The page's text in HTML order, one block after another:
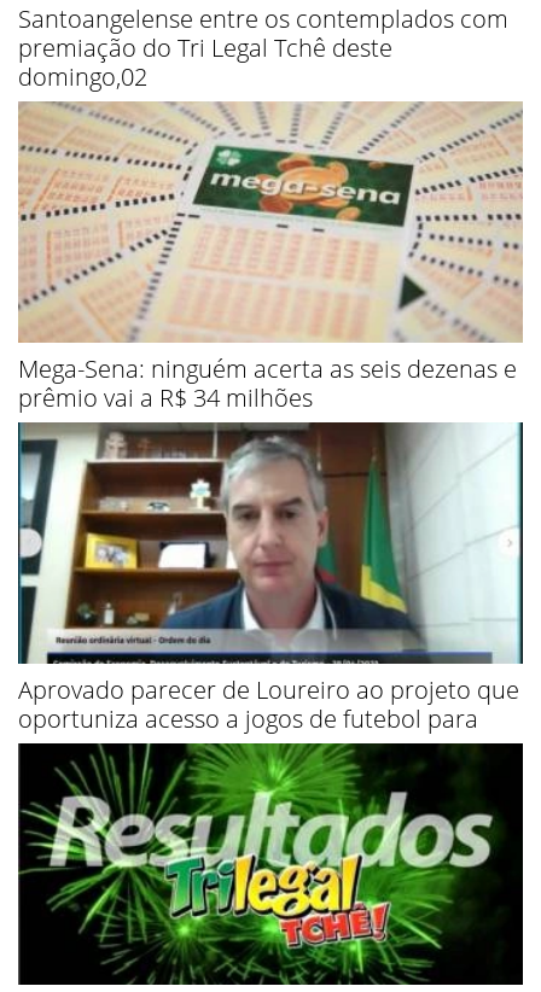
Santoangelense entre os contemplados com
premiação do Tri Legal Tchê deste
domingo,02
Mega-Sena: ninguém acerta as seis dezenas e
prêmio vai a R$ 34 milhões
Aprovado parecer de Loureiro ao projeto que
oportuniza acesso a jogos de futebol para